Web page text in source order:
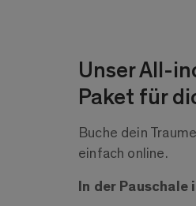
Unser All-
Paket für
Buche dein
einfach online.
In der